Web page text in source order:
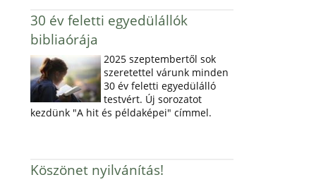
30 év feletti egyedülállók
bibliaórája
2025 szeptembertől sok
szeretettel várunk minden
30 év feletti egyedülálló
testvért. Új sorozatot
kezdünk "A hit és példaképei" címmel.
Köszönet nyilvánítás!